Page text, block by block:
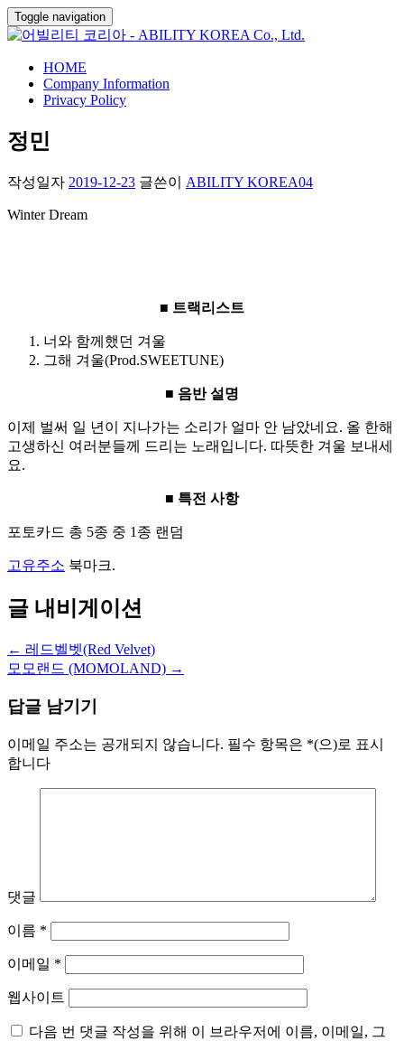
Toggle navigation
HOME
Company Information
Privacy Policy
정민
작성일자 2019-12-23 글쓴이 ABILITY KOREA04
Winter Dream
■ 트랙리스트
너와 함께했던 겨울
그해 겨울(Prod.SWEETUNE)
■ 음반 설명
이제 벌써 일 년이 지나가는 소리가 얼마 안 남았네요. 올 한해
고생하신 여러분들께 드리는 노래입니다. 따뜻한 겨울 보내세
요.
■ 특전 사항
포토카드 총 5종 중 1종 랜덤
고유주소 북마크.
글 내비게이션
← 레드벨벳(Red Velvet)
모모랜드 (MOMOLAND) →
답글 남기기
이메일 주소는 공개되지 않습니다. 필수 항목은 *(으)로 표시
합니다
댓글
이름 *
이메일 *
웹사이트
다음 번 댓글 작성을 위해 이 브라우저에 이름, 이메일, 그